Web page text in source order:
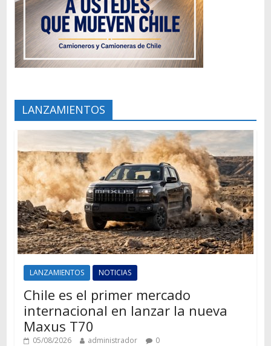
LANZAMIENTOS
LANZAMIENTOS NOTICIAS
Chile es el primer mercado
internacional en lanzar la nueva
Maxus T70
05/08/2026 administrador 0